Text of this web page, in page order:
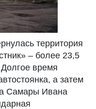
территория
– более 23,5
время
а затем
Самары Ивана